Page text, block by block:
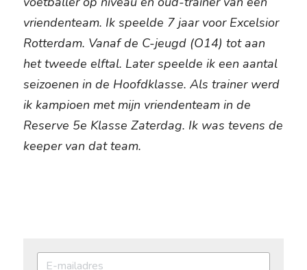
vriendenteam. Ik speelde 7 jaar voor Excelsior
Rotterdam. Vanaf de C-jeugd (O14) tot aan
het tweede elftal. Later speelde ik een aantal
seizoenen in de Hoofdklasse. Als trainer werd
ik kampioen met mijn vriendenteam in de
Reserve 5e Klasse Zaterdag. Ik was tevens de
keeper van dat team.